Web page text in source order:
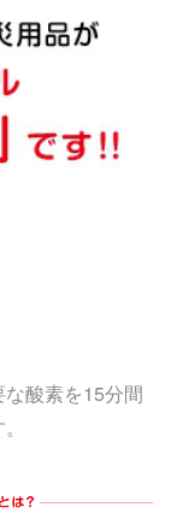
酸素を15分間